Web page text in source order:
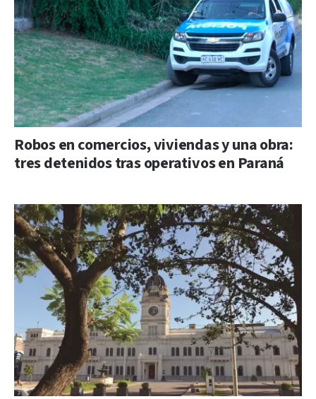
Robos en comercios, viviendas y una obra:
tres detenidos tras operativos en Paraná